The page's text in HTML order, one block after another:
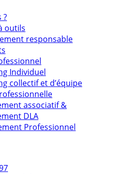
?
outils
responsable
Individuel
collectif et d’équipe
associatif &
DLA
Professionnel